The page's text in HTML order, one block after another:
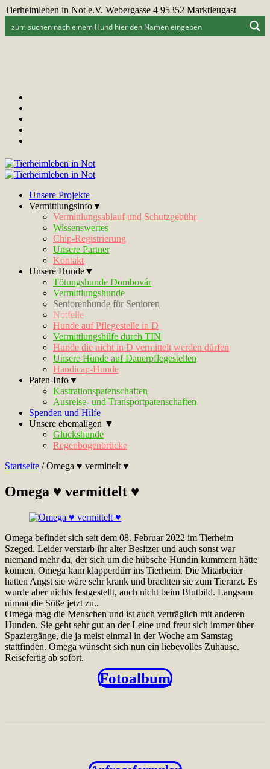
Tierheimleben in Not e.V. Webergasse 4 95352 Marktleugast
Unsere Projekte
Vermittlungsinfo▼
Vermittlungsablauf und Schutzgebühr
Wissenswertes
Chip-Registrierung
Unsere Partner
Kontakt
Unsere Hunde▼
Tötungshunde Dombovár
Vermittlungshunde
Seniorenhunde für Senioren
Notfelle
Hunde auf Pflegestelle in D
Vermittlungshilfe durch TIN
Hunde die nicht in D vermittelt werden dürfen
Unsere Hunde auf Dauerpflegestellen
Handicap-Hunde
Paten-Info▼
Kastrationspatenschaften
Ausreise- und Transportpatenschaften
Spenden und Hilfe
Unsere ehemaligen ▼
Glückshunde
Regenbogenbrücke
Startseite /Omega ♥ vermittelt ♥
Omega ♥ vermittelt ♥
Omega befindet sich seit dem 08. Februar 2022 im Tierheim
Szeged. Leider verstarb ihr alter Besitzer und auch sonst war
niemand mehr da, der sich um die hübsche Hündin kümmern hätte
können. Omega kam klapperdürr ins Tierheim. Die Mitarbeiter
hatten Angst sie wäre sehr krank und brachten sie zum Tierarzt. Es
wurde aber nichts festgestellt, auch nicht beim Blutbild. Langsam
nimmt die Süße jetzt zu..
Omega mag die Menschen und ist auch verträglich mit anderen
Hunden. Sie geht sehr gut an der Leine und freut sich immer über
Spaziergänge, die ja meist einmal in der Woche am Samstag
stattfinden. Omega wünscht sich nun ein liebevolles Zuhause.
Reisefertig ab sofort.
Fotoalbum